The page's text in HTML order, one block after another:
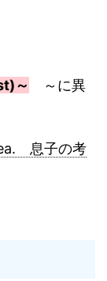
～
～に異
息子の考